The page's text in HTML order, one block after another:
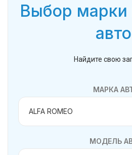
Выбор марки
авто
Найдите свою
МАРКА
МОДЕЛЬ